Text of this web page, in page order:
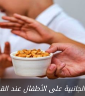
على الأطفال عند